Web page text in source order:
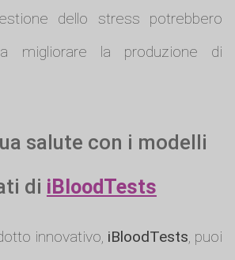
dello stress potrebbero
migliorare la produzione di
salute con i modelli
di iBloodTests
innovativo, iBloodTests, puoi